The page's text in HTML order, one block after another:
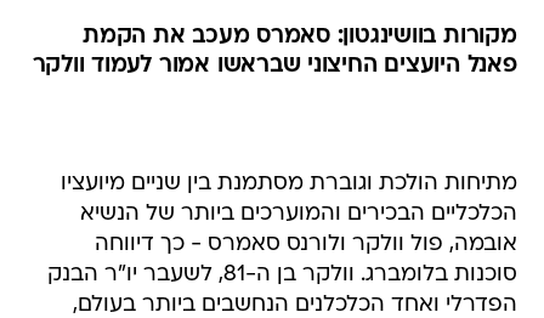
מקורות בוושינגטון: סאמרס מעכב את הקמת
פאנל היועצים החיצוני שבראשו אמור לעמוד וולקר
מתיחות הולכת וגוברת מסתמנת בין שניים מיועציו
הכלכליים הבכירים והמוערכים ביותר של הנשיא
אובמה, פול וולקר ולורנס סאמרס - כך דיווחה
סוכנות בלומברג. וולקר בן ה-81, לשעבר יו"ר הבנק
הפדרלי ואחד הכלכלנים הנחשבים ביותר בעולם,